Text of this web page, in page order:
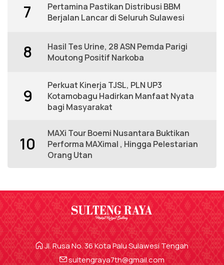
7
Pertamina Pastikan Distribusi BBM
Berjalan Lancar di Seluruh Sulawesi
8
Hasil Tes Urine, 28 ASN Pemda Parigi
Moutong Positif Narkoba
9
Perkuat Kinerja TJSL, PLN UP3
Kotamobagu Hadirkan Manfaat Nyata
bagi Masyarakat
10
MAXi Tour Boemi Nusantara Buktikan
Performa MAXimal , Hingga Pelestarian
Orang Utan
Jl. Rusa No. 36 Kota Palu Sulawesi Tengah
sultengraya7th@gmail.com